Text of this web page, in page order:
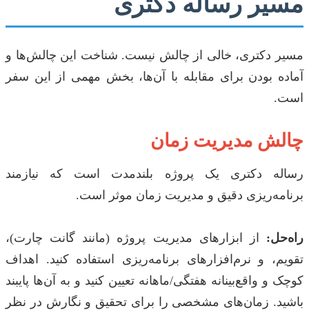
مسیر دکتری، خالی از چالش نیست. شناخت این چالش‌ها و
آماده بودن برای مقابله با آن‌ها، بخش مهمی از این سفر
است.
چالش مدیریت زمان
رساله دکتری یک پروژه بلندمدت است که نیازمند
برنامه‌ریزی دقیق و مدیریت زمان موثر است.
راه‌حل: از ابزارهای مدیریت پروژه (مانند گانت چارت)،
تقویم، و نرم‌افزارهای برنامه‌ریزی استفاده کنید. اهداف
کوچک و واقع‌بینانه هفتگی/ماهانه تعیین کنید و به آن‌ها پایبند
باشید. زمان‌های مشخصی را برای تحقیق و نگارش در نظر